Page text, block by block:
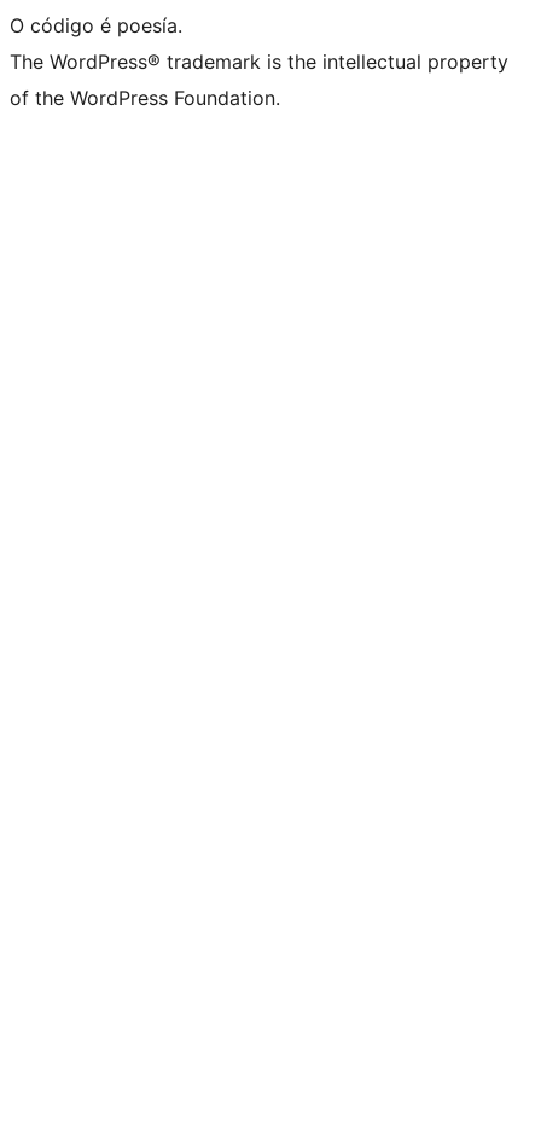
O código é poesía.
The WordPress® trademark is the intellectual property
of the WordPress Foundation.